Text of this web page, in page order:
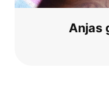
Anjas